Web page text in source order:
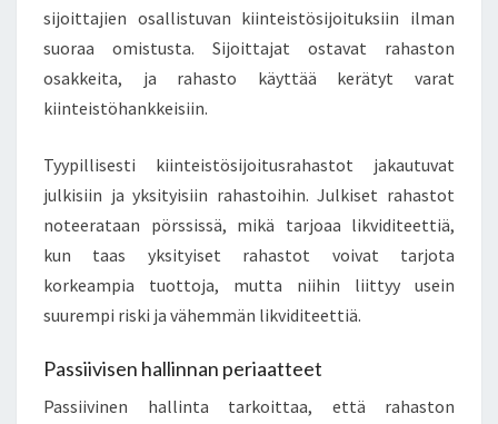
sijoittajien osallistuvan kiinteistösijoituksiin ilman
suoraa omistusta. Sijoittajat ostavat rahaston
osakkeita, ja rahasto käyttää kerätyt varat
kiinteistöhankkeisiin.
Tyypillisesti kiinteistösijoitusrahastot jakautuvat
julkisiin ja yksityisiin rahastoihin. Julkiset rahastot
noteerataan pörssissä, mikä tarjoaa likviditeettiä,
kun taas yksityiset rahastot voivat tarjota
korkeampia tuottoja, mutta niihin liittyy usein
suurempi riski ja vähemmän likviditeettiä.
Passiivisen hallinnan periaatteet
Passiivinen hallinta tarkoittaa, että rahaston